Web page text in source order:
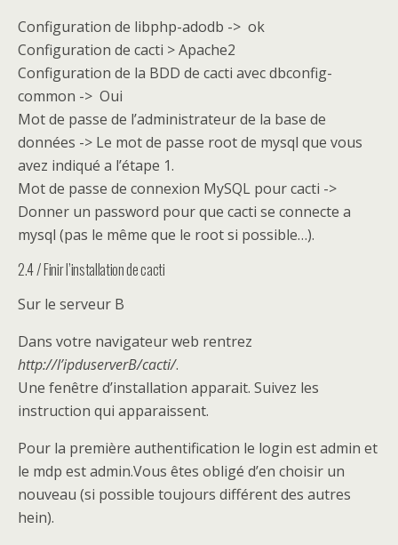
Configuration de libphp-adodb -> ok
Configuration de cacti > Apache2
Configuration de la BDD de cacti avec dbconfig-
common -> Oui
Mot de passe de l’administrateur de la base de
données -> Le mot de passe root de mysql que vous
avez indiqué a l’étape 1.
Mot de passe de connexion MySQL pour cacti ->
Donner un password pour que cacti se connecte a
mysql (pas le même que le root si possible…).
2.4 / Finir l’installation de cacti
Sur le serveur B
Dans votre navigateur web rentrez
http://l’ipduserverB/cacti/.
Une fenêtre d’installation apparait. Suivez les
instruction qui apparaissent.
Pour la première authentification le login est admin et
le mdp est admin.Vous êtes obligé d’en choisir un
nouveau (si possible toujours différent des autres
hein).